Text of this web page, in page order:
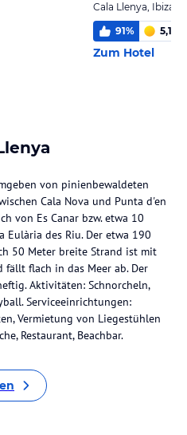
Cala Llenya, Ibiza
91% 5,1
Zum Hotel
von pinienbewaldeten
Cala Nova und Punta d'en
von Es Canar bzw. etwa 10
des Riu. Der etwa 190
50 Meter breite Strand ist mit
fällt flach in das Meer ab. Der
Aktivitäten: Schnorcheln,
Serviceeinrichtungen:
Vermietung von Liegestühlen
Restaurant, Beachbar.